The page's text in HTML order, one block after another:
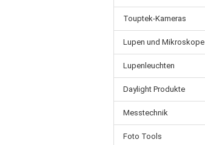
Touptek-Kameras
Lupen und Mikroskope
Lupenleuchten
Daylight Produkte
Messtechnik
Foto Tools